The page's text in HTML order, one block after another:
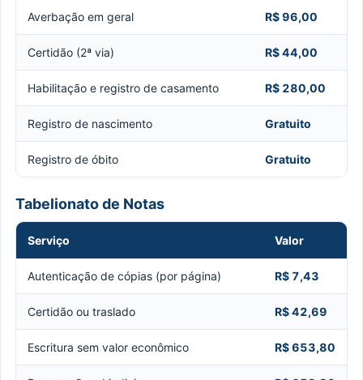
Averbação em geral R$ 96,00
Certidão (2ª via) R$ 44,00
Habilitação e registro de casamento R$ 280,00
Registro de nascimento Gratuito
Registro de óbito Gratuito
Tabelionato de Notas
Serviço Valor
Autenticação de cópias (por página) R$ 7,43
Certidão ou traslado R$ 42,69
Escritura sem valor econômico R$ 653,80